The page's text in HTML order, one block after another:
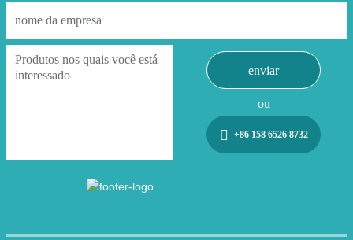
enviar
ou
+86 158 6526 8732